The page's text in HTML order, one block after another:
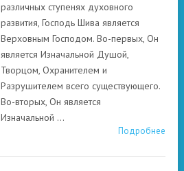
различных ступенях духовного
развития, Господь Шива является
Верховным Господом. Во-первых, Он
является Изначальной Душой,
Творцом, Охранителем и
Разрушителем всего существующего.
Во-вторых, Он является
Изначальной …
Подробнее